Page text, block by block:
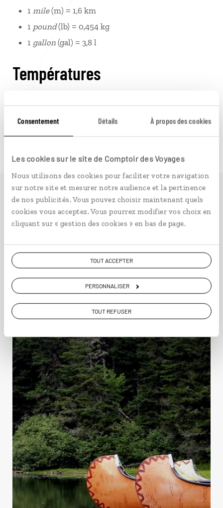
Consentement Détails À propos des cookies
Les cookies sur le site de Comptoir des Voyages
Nous utilisons des cookies pour faciliter votre navigation
sur notre site et mesurer notre audience et la pertinence
de nos publicités. Vous pouvez choisir maintenant quels
cookies vous acceptez. Vous pourrez modifier vos choix en
cliquant sur « gestion des cookies » en bas de page.
TOUT ACCEPTER
PERSONNALISER
TOUT REFUSER
1 mile(m) = 1,6 km
1 pound(lb) = 0,454 kg
1 gallon (gal) = 3,8 l
Températures
pour obtenir une conversion à 5 % près. Quelques
repères : 0° C = 32° F ; 10° C = 50° F ; 20° C = 68° F ;
Idées de voyage au
Canada
Canada